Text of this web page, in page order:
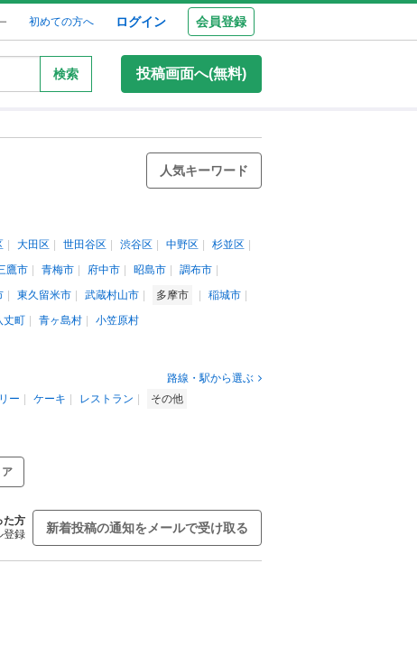
初めての方へ ログイン 会員登録
検索 投稿画面へ(無料)
人気キーワード
大田区 世田谷区 渋谷区 中野区
杉並区
鷹市 青梅市 府中市 昭島市
調布市
東久留米市 武蔵村山市 多摩市
稲城市
丈町 青ヶ島村 小笠原村
路線・駅から選ぶ
ー ケーキ レストラン その他
ア
た方
登録
新着投稿の通知をメールで受け取る